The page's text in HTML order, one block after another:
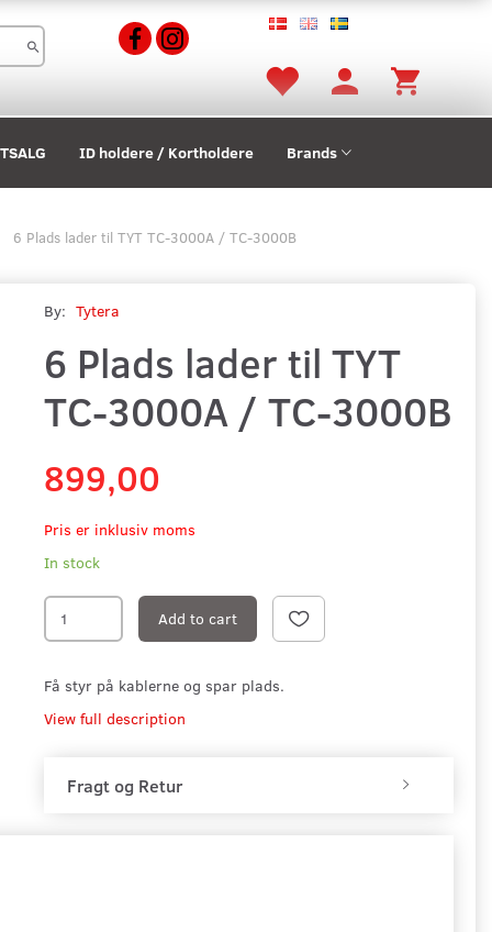
ID holdere / Kortholdere Brands
6 Plads lader til TYT TC-3000A / TC-3000B
By: Tytera
6 Plads lader til TYT
TC-3000A / TC-3000B
899,00
Pris er inklusiv moms
In stock
Add to cart
Få styr på kablerne og spar plads.
View full description
Fragt og Retur